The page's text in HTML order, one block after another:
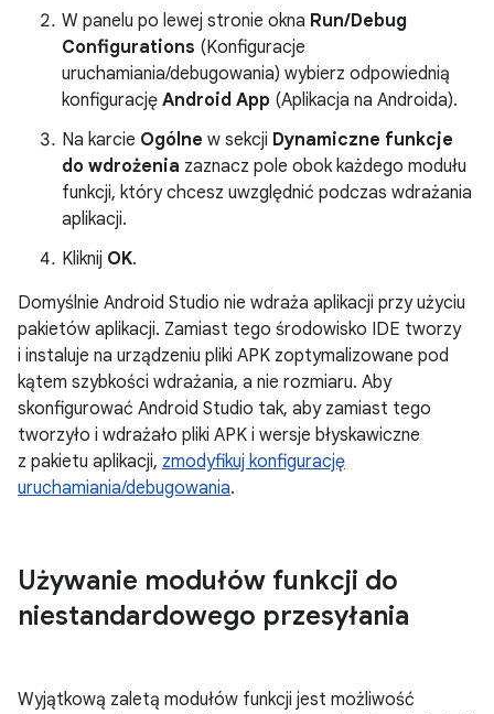
W panelu po lewej stronie okna Run/Debug
Configurations (Konfiguracje
uruchamiania/debugowania) wybierz odpowiednią
konfigurację Android App (Aplikacja na Androida).
Na karcie Ogólne w sekcji Dynamiczne funkcje
do wdrożenia zaznacz pole obok każdego modułu
funkcji, który chcesz uwzględnić podczas wdrażania
aplikacji.
Kliknij OK.
Domyślnie Android Studio nie wdraża aplikacji przy użyciu
pakietów aplikacji. Zamiast tego środowisko IDE tworzy
i instaluje na urządzeniu pliki APK zoptymalizowane pod
kątem szybkości wdrażania, a nie rozmiaru. Aby
skonfigurować Android Studio tak, aby zamiast tego
tworzyło i wdrażało pliki APK i wersje błyskawiczne
z pakietu aplikacji, zmodyfikuj konfigurację
uruchamiania/debugowania.
Używanie modułów funkcji do
niestandardowego przesyłania
Wyjątkową zaletą modułów funkcji jest możliwość